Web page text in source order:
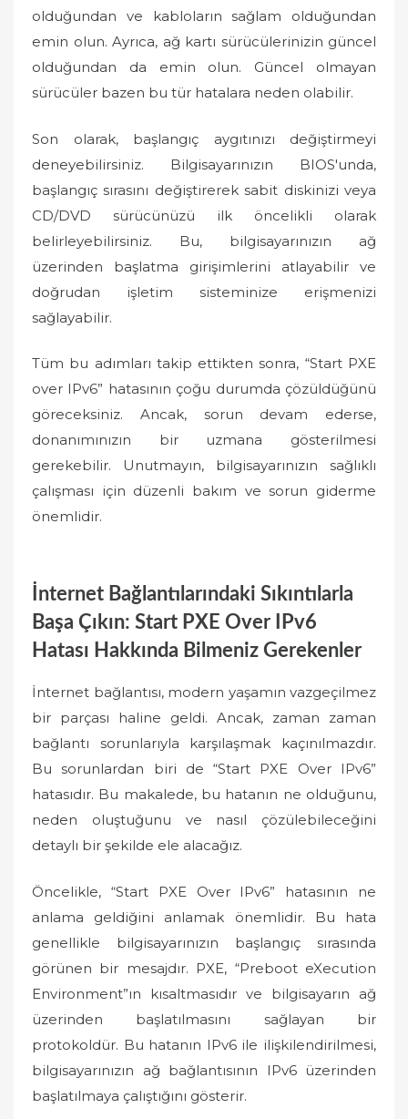
olduğundan ve kabloların sağlam olduğundan
emin olun. Ayrıca, ağ kartı sürücülerinizin güncel
olduğundan da emin olun. Güncel olmayan
sürücüler bazen bu tür hatalara neden olabilir.
Son olarak, başlangıç ​​aygıtınızı değiştirmeyi
deneyebilirsiniz. Bilgisayarınızın BIOS'unda,
başlangıç ​​sırasını değiştirerek sabit diskinizi veya
CD/DVD sürücünüzü ilk öncelikli olarak
belirleyebilirsiniz. Bu, bilgisayarınızın ağ
üzerinden başlatma girişimlerini atlayabilir ve
doğrudan işletim sisteminize erişmenizi
sağlayabilir.
Tüm bu adımları takip ettikten sonra, “Start PXE
over IPv6” hatasının çoğu durumda çözüldüğünü
göreceksiniz. Ancak, sorun devam ederse,
donanımınızın bir uzmana gösterilmesi
gerekebilir. Unutmayın, bilgisayarınızın sağlıklı
çalışması için düzenli bakım ve sorun giderme
önemlidir.
İnternet Bağlantılarındaki Sıkıntılarla
Başa Çıkın: Start PXE Over IPv6
Hatası Hakkında Bilmeniz Gerekenler
İnternet bağlantısı, modern yaşamın vazgeçilmez
bir parçası haline geldi. Ancak, zaman zaman
bağlantı sorunlarıyla karşılaşmak kaçınılmazdır.
Bu sorunlardan biri de “Start PXE Over IPv6”
hatasıdır. Bu makalede, bu hatanın ne olduğunu,
neden oluştuğunu ve nasıl çözülebileceğini
detaylı bir şekilde ele alacağız.
Öncelikle, “Start PXE Over IPv6” hatasının ne
anlama geldiğini anlamak önemlidir. Bu hata
genellikle bilgisayarınızın başlangıç sırasında
görünen bir mesajdır. PXE, “Preboot eXecution
Environment”ın kısaltmasıdır ve bilgisayarın ağ
üzerinden başlatılmasını sağlayan bir
protokoldür. Bu hatanın IPv6 ile ilişkilendirilmesi,
bilgisayarınızın ağ bağlantısının IPv6 üzerinden
başlatılmaya çalıştığını gösterir.